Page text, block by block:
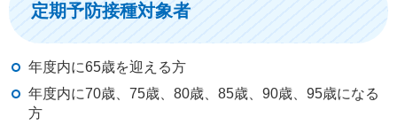
定期予防接種対象者
年度内に65歳を迎える方
年度内に70歳、75歳、80歳、85歳、90歳、95歳になる
方